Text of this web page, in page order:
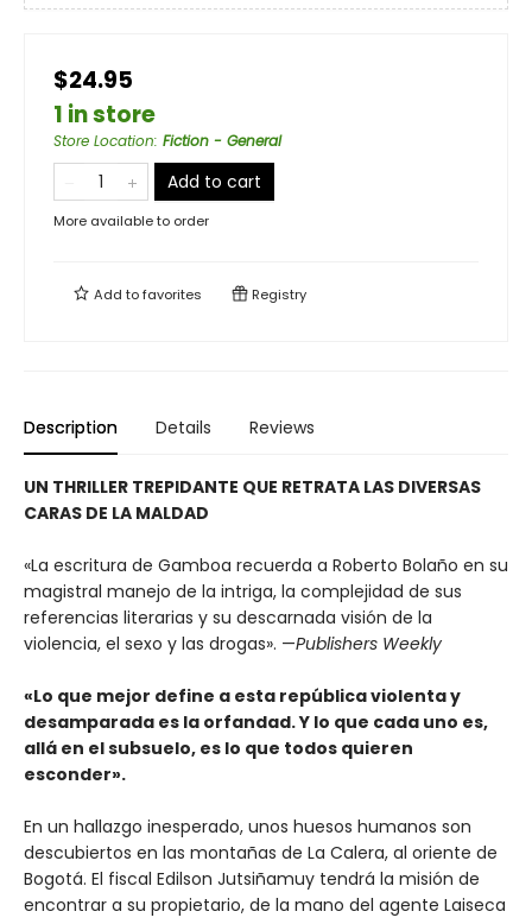
$24.95
1 in store
Store Location: Fiction - General
Add to cart
More available to order
Add tofavorites Registry
Description Details Reviews
UN THRILLER TREPIDANTE QUE RETRATA LAS DIVERSAS
CARAS DE LA MALDAD
«La escritura de Gamboa recuerda a Roberto Bolaño en su
magistral manejo de la intriga, la complejidad de sus
referencias literarias y su descarnada visión de la
violencia, el sexo y las drogas». —Publishers Weekly
«Lo que mejor define a esta república violenta y
desamparada es la orfandad. Y lo que cada uno es,
allá en el subsuelo, es lo que todos quieren
esconder».
En un hallazgo inesperado, unos huesos humanos son
descubiertos en las montañas de La Calera, al oriente de
Bogotá. El fiscal Edilson Jutsiñamuy tendrá la misión de
encontrar a su propietario, de la mano del agente Laiseca